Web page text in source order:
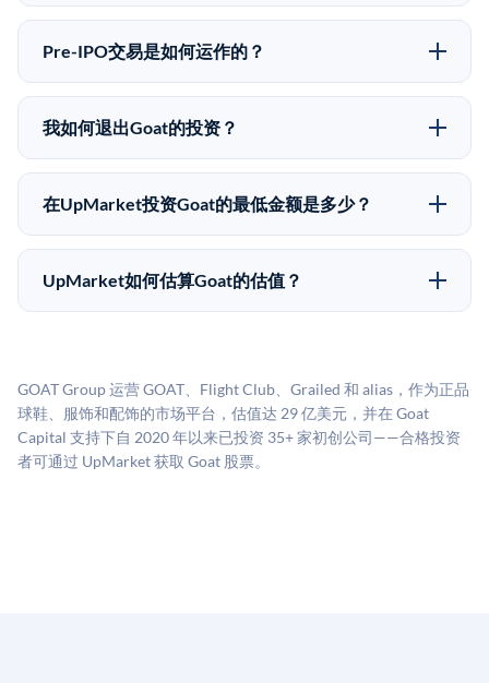
50,000美元。UpMarket是FINRA注册的经纪交易商，
自2019年以来已经纪超过5亿美元的另类投资。
Pre-IPO投资存在重大风险。Goat的股份流动性低，意
味着没有公开市场可以快速出售。不存在确定的退出时
可能全部损失的准备。私有公司的估值在融资轮次之间
可能大幅波动。投资者应在投资前咨询其财务顾问并审
Pre-IPO交易是如何运作的？
在Pre-IPO交易中，合格投资者通过二级市场平台从现有
股东（如员工、早期投资者或其他持有人）处购买股
为FINRA注册的经纪交易商促成这些交易，代表双方处
理合规、文件和结算事宜。
我如何退出Goat的投资？
Pre-IPO持股主要有两种退出途径：在二级市场将股份出
售给其他买家，或持有直到公司完成IPO或被收购。两
市场条件。任何退出的时间都是不可预测的，投资者应
做好多年持有的准备。
在UpMarket投资Goat的最低金额是多少？
UpMarket上大多数Pre-IPO产品的最低投资金额为
50,000美元。具体金额可能因产品和股份供应情况而有
UpMarket如何估算Goat的估值？
司可比倍数应用私有公司折扣，以反映流动性不足和信
息不对称。此估值不构成投资建议，可能与实际交易价
格存在重大差异。
GOAT Group 运营 GOAT、Flight Club、Grailed 和 alias，作为正品
球鞋、服饰和配饰的市场平台，估值达 29 亿美元，并在 Goat
Capital 支持下自 2020 年以来已投资 35+ 家初创公司——合格投资
者可通过 UpMarket 获取 Goat 股票。